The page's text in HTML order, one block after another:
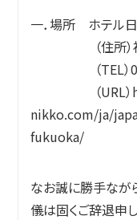
一．場所 ホテル
（住所）福
（TEL）092-
（URL）
nikko.com/ja/
fukuoka/
なお誠に勝手なが
儀は固くご辞退申